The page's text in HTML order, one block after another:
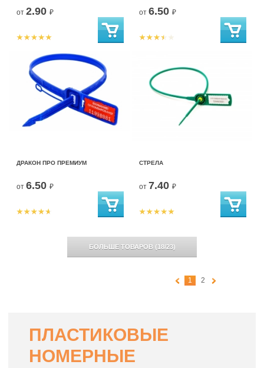
от 2.90 ₽ от 6.50 ₽
ДРАКОН ПРО ПРЕМИУМ
от 6.50 ₽
СТРЕЛА
от 7.40 ₽
БОЛЬШЕ ТОВАРОВ(18/23)
1 2
ПЛАСТИКОВЫЕ
НОМЕРНЫЕ